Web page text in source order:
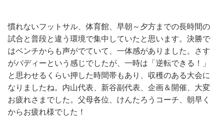
慣れないフットサル、体育館、早朝～夕方までの長時間の
試合と普段と違う環境で集中していたと思います。決勝で
はベンチからも声がでていて、一体感がありました。さす
がバディーという感じでしたが、一時は「逆転できる！」
と思わせるくらい押した時間帯もあり、収穫のある大会に
なりましたね。内山代表、新谷副代表、企画＆開催、大変
お疲れさまでした。父母各位、けんたろうコーチ、朝早く
からお疲れ様でした！